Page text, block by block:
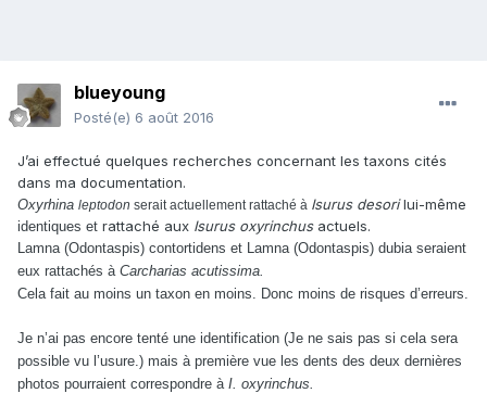
blueyoung
Posté(e) 6 août 2016
J’ai effectué quelques recherches concernant les taxons cités
dans ma documentation.
Oxyrhina leptodon serait actuellement rattaché à Isurus desorilui-même
identiques et rattaché aux Isurus oxyrinchus actuels.
Lamna (Odontaspis) contortidens et Lamna (Odontaspis) dubia seraient
eux rattachés à Carcharias acutissima.
Cela fait au moins un taxon en moins. Donc moins de risques d’erreurs.
Je n’ai pas encore tenté une identification (Je ne sais pas si cela sera
possible vu l’usure.) mais à première vue les dents des deux dernières
photos pourraient correspondre à I. oxyrinchus.